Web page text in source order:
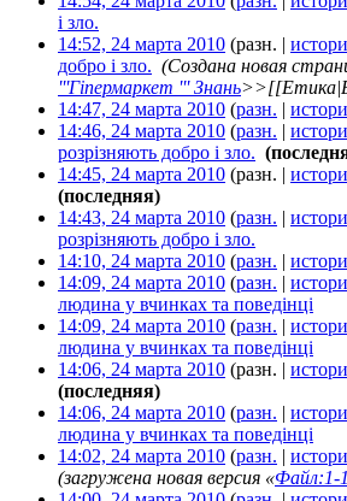
і зло.
14:52, 24 марта 2010 (разн. |
добро і зло. (Создана новая
'''Гіпермаркет ''' Знань
14:47, 24 марта 2010 (разн. |
14:46, 24 марта 2010 (разн. |
розрізняють добро і зло.
14:45, 24 марта 2010 (разн. |
(последняя)
14:43, 24 марта 2010 (разн. |
розрізняють добро і зло.
14:10, 24 марта 2010 (разн. |
14:09, 24 марта 2010 (разн. |
людина у вчинках та поведінці
14:09, 24 марта 2010 (разн. |
людина у вчинках та поведінці
14:06, 24 марта 2010 (разн. |
(последняя)
14:06, 24 марта 2010 (разн. |
людина у вчинках та поведінці
14:02, 24 марта 2010 (разн. |
(загружена новая версия «Файл:1-